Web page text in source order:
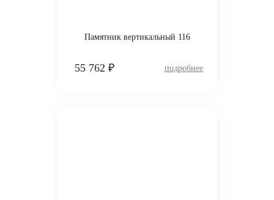
Памятник вертикальный 116
55 762 ₽